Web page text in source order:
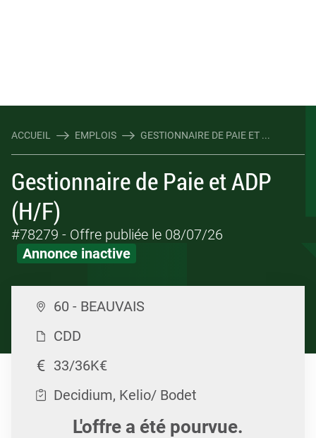
ACCUEIL EMPLOIS GESTIONNAIRE DE PAIE ET ...
Gestionnaire de Paie et ADP
(H/F)
#78279 - Offre publiée le 08/07/26
Annonce inactive
60 - BEAUVAIS
CDD
33/36K€
Decidium, Kelio/ Bodet
L'offre a été pourvue.